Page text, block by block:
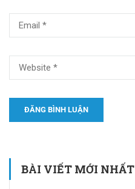
BÀI VIẾT MỚI NHẤT